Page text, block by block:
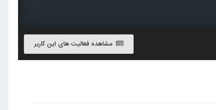
مشاهده فعالیت های این کاربر